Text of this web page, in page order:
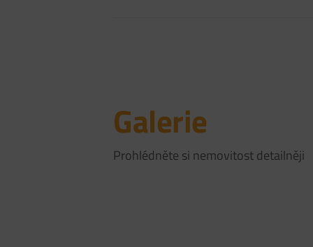
Galerie
Prohlédněte si nemovitost detailněji